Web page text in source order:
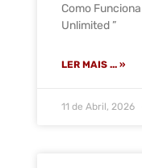
Como
Unlimited ”
LER MAIS ... »
11 de Abril, 2026